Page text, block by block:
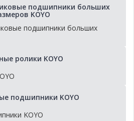
подшипники больших
KOYO
ролики KOYO
подшипники KOYO